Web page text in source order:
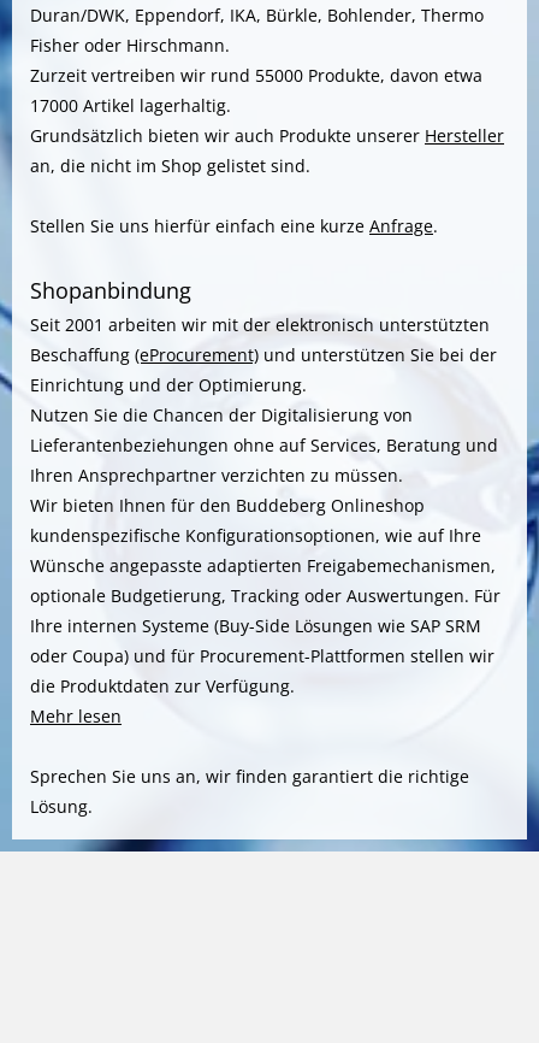
Duran/DWK, Eppendorf, IKA, Bürkle, Bohlender, Thermo
Fisher oder Hirschmann.
Zurzeit vertreiben wir rund 55000 Produkte, davon etwa
17000 Artikel lagerhaltig.
Grundsätzlich bieten wir auch Produkte unserer Hersteller
an, die nicht im Shop gelistet sind.
Stellen Sie uns hierfür einfach eine kurze Anfrage.
Shopanbindung
Seit 2001 arbeiten wir mit der elektronisch unterstützten
Beschaffung (eProcurement) und unterstützen Sie bei der
Einrichtung und der Optimierung.
Nutzen Sie die Chancen der Digitalisierung von
Lieferantenbeziehungen ohne auf Services, Beratung und
Ihren Ansprechpartner verzichten zu müssen.
Wir bieten Ihnen für den Buddeberg Onlineshop
kundenspezifische Konfigurationsoptionen, wie auf Ihre
Wünsche angepasste adaptierten Freigabemechanismen,
optionale Budgetierung, Tracking oder Auswertungen. Für
Ihre internen Systeme (Buy-Side Lösungen wie SAP SRM
oder Coupa) und für Procurement-Plattformen stellen wir
die Produktdaten zur Verfügung.
Mehr lesen
Sprechen Sie uns an, wir finden garantiert die richtige
Lösung.